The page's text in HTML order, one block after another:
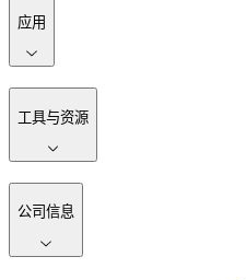
应用
工具与资源
公司信息